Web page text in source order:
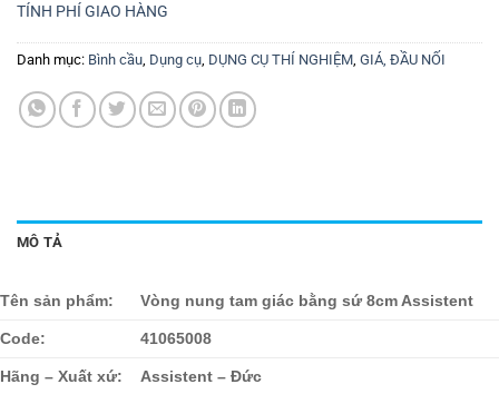
TÍNH PHÍ GIAO HÀNG
Danh mục: Bình cầu Dụng cụ DỤNG CỤ THÍ NGHIỆM GIÁ, ĐẦU NỐI
MÔ TẢ
Tên sản phẩm: Vòng nung tam giác bằng sứ 8cm Assistent
Code: 41065008
Hãng – Xuất xứ: Assistent – Đức